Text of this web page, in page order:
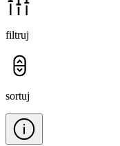
filtruj
sortuj